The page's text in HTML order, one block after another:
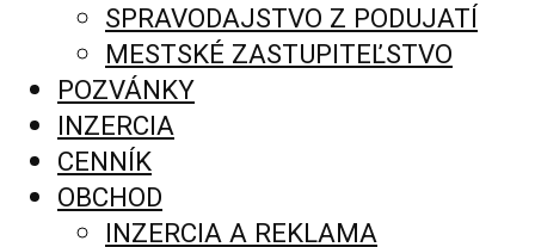
SPRAVODAJSTVO Z PODUJATÍ
MESTSKÉ ZASTUPITEĽSTVO
POZVÁNKY
INZERCIA
CENNÍK
OBCHOD
INZERCIA A REKLAMA